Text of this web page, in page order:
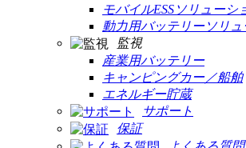
モバイルESSソリューシ
動力用バッテリーソリュ
監視
産業用バッテリー
キャンピングカー／船舶
エネルギー貯蔵
サポート
保証